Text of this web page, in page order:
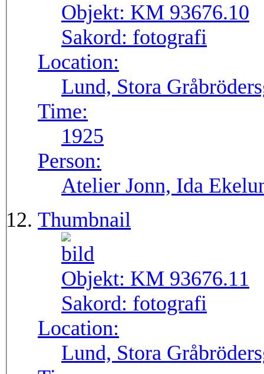
Objekt: KM 93676.10
Sakord: fotografi
Location:
Lund, Stora
Time:
1925
Person:
Atelier Jonn, Ida
Thumbnail
Objekt: KM 93676.11
Sakord: fotografi
Location:
Lund, Stora